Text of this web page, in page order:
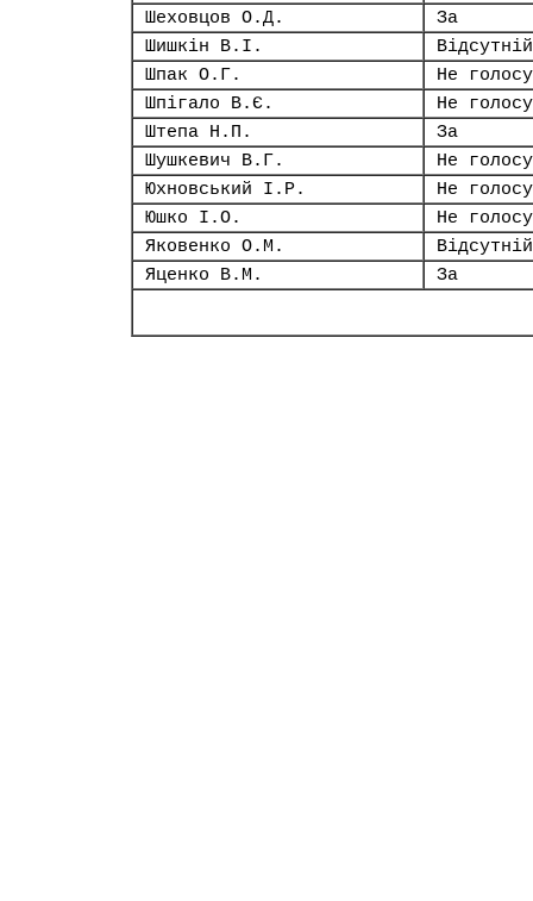
Шеховцов О.Д.
За
Шишкін В.І.
Відсутній
Шпак О.Г.
Не
Шпігало В.Є.
Не
Штепа Н.П.
За
Шушкевич В.Г.
Не
Юхновський І.Р.
Не
Юшко І.О.
Не
Яковенко О.М.
Відсутній
Яценко В.М.
За